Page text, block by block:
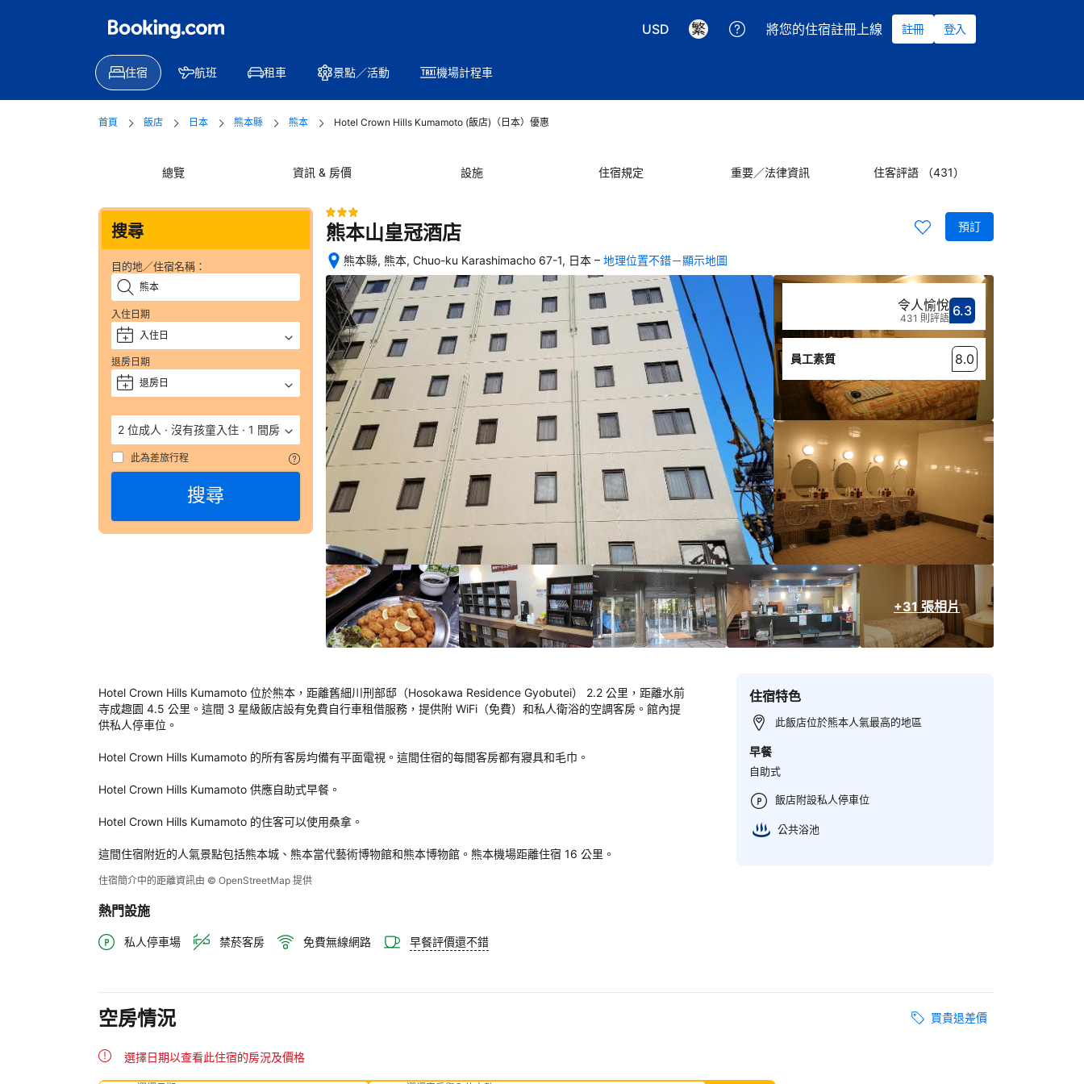
USD 將您的住宿註冊上線 註冊 登入
住宿 航班 租車 景點／活動 機場計程車
首頁 飯店 日本 熊本縣 熊本 Hotel Crown Hills Kumamoto (飯店)（日本）優惠
總覽 資訊 & 房價 設施 住宿規定 重要／法律資訊 住客評語 （431）
搜尋
目的地／住宿名稱：
入住日期
+ 入住日
退房日期
+ 退房日
2 位成人 · 沒有孩童入住 · 1 間房
此為差旅行程
搜尋
預訂
熊本山皇冠酒店
熊本縣, 熊本, Chuo-ku Karashimacho 67-1, 日本
完
成
訂
房
後，
住
宿
的
詳
細
料，
包
括
電
話
號
碼
和
地
址，
都
會
列
訂
確
和
戶
– 地理位置不錯－顯示地圖
+31 張相片
分數6.3分
6.3評比令人愉悅
令人愉悅
431 則評語
員工素質 8.0
Hotel Crown Hills Kumamoto 位於熊本，距離舊細川刑部邸（Hosokawa Residence Gyobutei） 2.2 公里，距離水前
寺成趣園 4.5 公里。這間 3 星級飯店設有免費自行車租借服務，提供附 WiFi（免費）和私人衛浴的空調客房。館內提
供私人停車位。
Hotel Crown Hills Kumamoto 的所有客房均備有平面電視。這間住宿的每間客房都有寢具和毛巾。
Hotel Crown Hills Kumamoto 供應自助式早餐。
Hotel Crown Hills Kumamoto 的住客可以使用桑拿。
這間住宿附近的人氣景點包括熊本城、熊本當代藝術博物館和熊本博物館。熊本機場距離住宿 16 公里。
住宿簡介中的距離資訊由 © OpenStreetMap 提供
熱門設施
私人停車場 禁菸客房 免費無線網路 早餐評價還不錯
住宿特色
此飯店位於熊本人氣最高的地區
早餐
自助式
飯店附設私人停車位
公共浴池
空房情況 買貴退差價
選擇日期以查看此住宿的房況及價格